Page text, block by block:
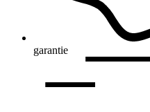
garantie